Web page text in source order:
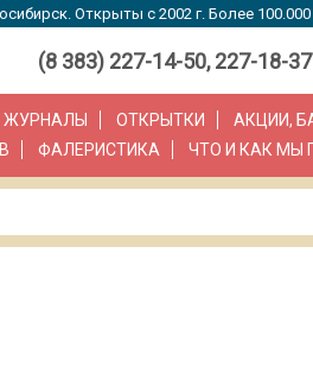
Открыты с 2002 г. Более
(8 383) 227-14-50, 227-18-37
ЖУРНАЛЫ ОТКРЫТКИ АКЦИИ,
ФАЛЕРИСТИКА ЧТО И КАК МЫ